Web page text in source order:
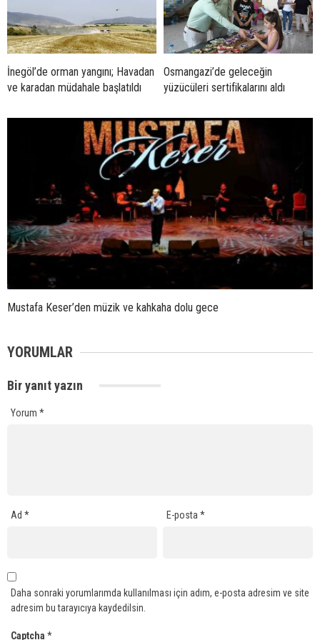
İnegöl’de orman yangını; Havadan
ve karadan müdahale başlatıldı
Osmangazi’de geleceğin
yüzücüleri sertifikalarını aldı
Mustafa Keser’den müzik ve kahkaha dolu gece
YORUMLAR
Bir yanıt yazın
Yorum *
Ad * E-posta*
Daha sonraki yorumlarımda kullanılması için adım, e-posta adresim ve site
adresim bu tarayıcıya kaydedilsin.
Captcha *